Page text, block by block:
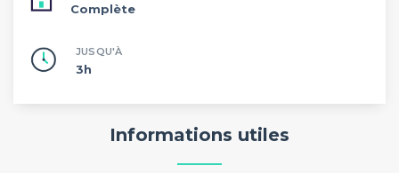
Complète
JUSQU'À
3h
Informations utiles